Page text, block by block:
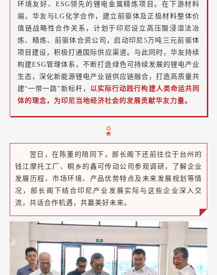
环境友好、ESG领先的锂电金属精炼项目。在下游材料
端，华友与LG化学合作，建立前驱体及正极材料整体价
值链战略性合作关系，计划于印尼设立高压酸浸湿法冶
炼、精炼、前驱体合资公司，启动印尼5万吨三元前驱体
项目建设，积极打通国际供应渠道。与此同时，华友持续
构建ESG管理体系，不断打造绿色可持续发展的锂电产业
生态，深化新能源锂电产业链供应链融合，打造高质量共
建“一带一路”新标杆， 以实际行动践行构建人类命运共同
体的理念，为印尼当地经济社会的发展贡献华友力量。
翌日，在陈董的陪同下，部长阁下还前往位于台州的
钱江摩托工厂、桐乡的鑫可传动公司参观调研，了解企业
发展历程、市场环境、产品优势特点及未来发展规划等情
况，部长阁下结合印尼产业发展实际与这些企业深入交
流，共话合作机遇，共赢美好未来。